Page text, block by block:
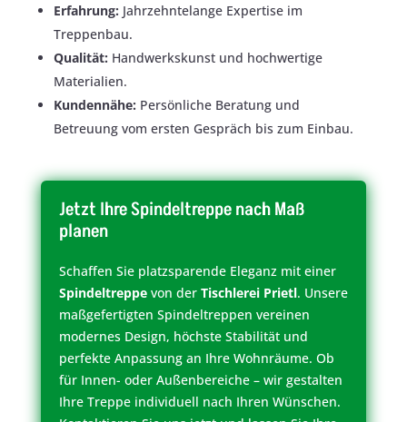
Erfahrung: Jahrzehntelange Expertise im
Treppenbau.
Qualität: Handwerkskunst und hochwertige
Materialien.
Kundennähe: Persönliche Beratung und
Betreuung vom ersten Gespräch bis zum Einbau.
Jetzt Ihre Spindeltreppe nach Maß
planen
Schaffen Sie platzsparende Eleganz mit einer
Spindeltreppevon der Tischlerei Prietl. Unsere
maßgefertigten Spindeltreppen vereinen
modernes Design, höchste Stabilität und
perfekte Anpassung an Ihre Wohnräume. Ob
für Innen- oder Außenbereiche – wir gestalten
Ihre Treppe individuell nach Ihren Wünschen.